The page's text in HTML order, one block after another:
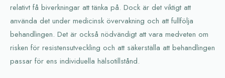
relativt få biverkningar att tänka på. Dock är det viktigt att
använda det under medicinsk övervakning och att fullfölja
behandlingen. Det är också nödvändigt att vara medveten om
risken för resistensutveckling och att säkerställa att behandlingen
passar för ens individuella hälsotillstånd.